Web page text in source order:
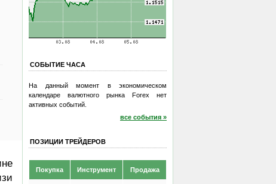
СОБЫТИЕ ЧАСА
На данный момент в экономическом
календаре валютного рынка Forex нет
активных событий.
все события »
ПОЗИЦИИ ТРЕЙДЕРОВ
Покупка Инструмент Продажа